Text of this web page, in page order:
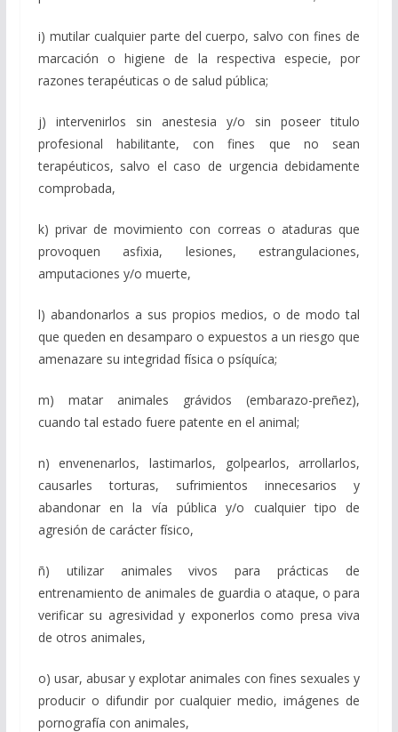
i) mutilar cualquier parte del cuerpo, salvo con fines de
marcación o higiene de la respectiva especie, por
razones terapéuticas o de salud pública;
j) intervenirlos sin anestesia y/o sin poseer titulo
profesional habilitante, con fines que no sean
terapéuticos, salvo el caso de urgencia debidamente
comprobada,
k) privar de movimiento con correas o ataduras que
provoquen asfixia, lesiones, estrangulaciones,
amputaciones y/o muerte,
l) abandonarlos a sus propios medios, o de modo tal
que queden en desamparo o expuestos a un riesgo que
amenazare su integridad física o psíquíca;
m) matar animales grávidos (embarazo-preñez),
cuando tal estado fuere patente en el animal;
n) envenenarlos, lastimarlos, golpearlos, arrollarlos,
causarles torturas, sufrimientos innecesarios y
abandonar en la vía pública y/o cualquier tipo de
agresión de carácter físico,
ñ) utilizar animales vivos para prácticas de
entrenamiento de animales de guardia o ataque, o para
verificar su agresividad y exponerlos como presa viva
de otros animales,
o) usar, abusar y explotar animales con fines sexuales y
producir o difundir por cualquier medio, imágenes de
pornografía con animales,